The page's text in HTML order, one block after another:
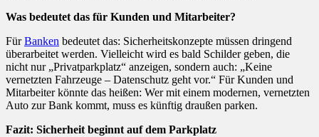
Was bedeutet das für Kunden und Mitarbeiter?
FürBanken bedeutet das: Sicherheitskonzepte müssen dringend
überarbeitet werden. Vielleicht wird es bald Schilder geben, die
nicht nur „Privatparkplatz“ anzeigen, sondern auch: „Keine
vernetzten Fahrzeuge – Datenschutz geht vor.“ Für Kunden und
Mitarbeiter könnte das heißen: Wer mit einem modernen, vernetzten
Auto zur Bank kommt, muss es künftig draußen parken.
Fazit: Sicherheit beginnt auf dem Parkplatz